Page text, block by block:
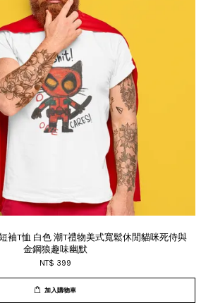
袖T恤 白色 潮T禮物美式寬鬆休閒貓咪死侍與
金鋼狼趣味幽默
NT$ 399
加入購物車